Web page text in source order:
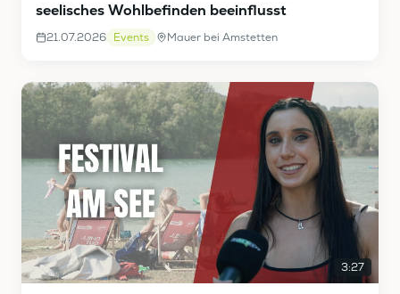
seelisches Wohlbefinden beeinflusst
21.07.2026 Events Mauer bei Amstetten
3:27